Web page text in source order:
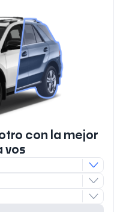
con la mejor
vos